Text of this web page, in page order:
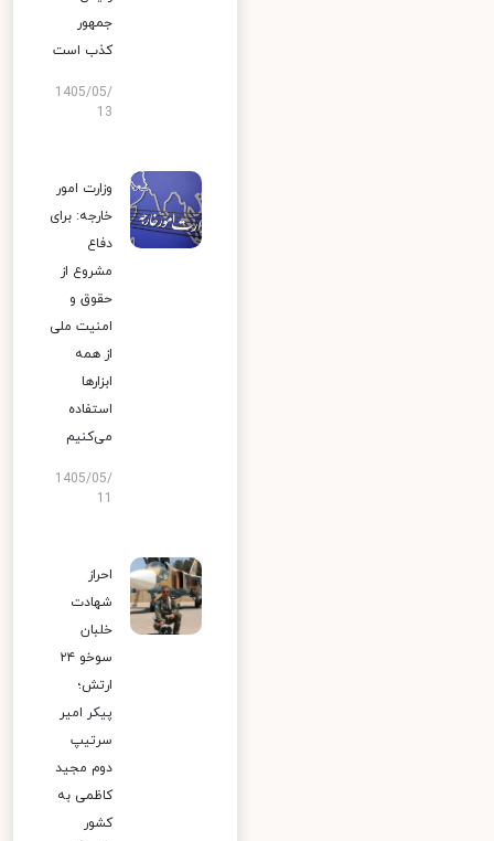
جمهور
کذب است
1405/05/
13
وزارت امور
خارجه: برای
دفاع
مشروع از
حقوق و
امنیت ملی
از همه
ابزارها
استفاده
می‌کنیم
1405/05/
احراز
شهادت
خلبان
سوخو ۲۴
ارتش؛
پیکر امیر
سرتیپ
دوم مجید
کاظمی به
کشور